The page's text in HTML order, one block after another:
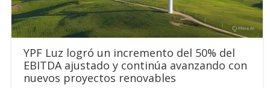
YPF Luz logró un incremento del 50% del
EBITDA ajustado y continúa avanzando con
nuevos proyectos renovables